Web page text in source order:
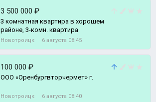
3 500 000 ₽
3 комнатная квартира в хорошем
районе, 3-комн. квартира
Новотроицк 6 августа 08:45
100 000 ₽
ООО «Оренбургвторчермет» г.
Новотроицк 6 августа 08:40